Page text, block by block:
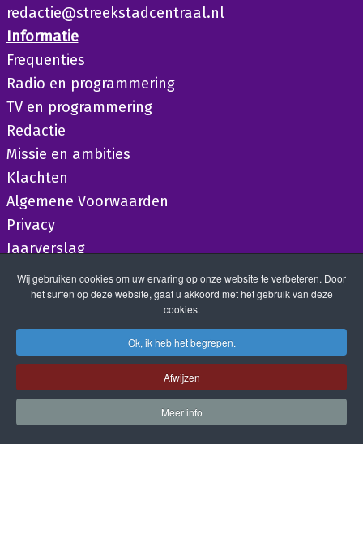
redactie@streekstadcentraal.nl
Informatie
Frequenties
Radio en programmering
TV en programmering
Redactie
Missie en ambities
Klachten
Algemene Voorwaarden
Privacy
Jaarverslag
Wij gebruiken cookies om uw ervaring op onze website te verbeteren. Door
het surfen op deze website, gaat u akkoord met het gebruik van deze
cookies.
Ok, ik heb het begrepen.
Afwijzen
Meer info